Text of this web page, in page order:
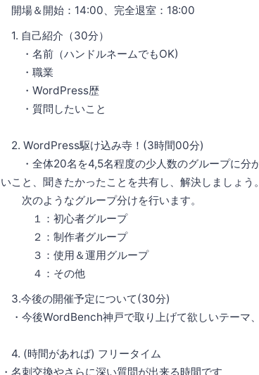
開場＆開始：14:00、完全退室：18:00
1. 自己紹介（30分）
・名前（ハンドルネームでもOK)
・職業
・WordPress歴
・質問したいこと
2. WordPress駆け込み寺！(3時間00分)
・全体20名を4,5名程度の少人数のグループに分
いこと、聞きたかったことを共有し、解決しましょう。
次のようなグループ分けを行います。
１：初心者グループ
２：制作者グループ
３：使用＆運用グループ
４：その他
3.今後の開催予定について(30分)
・今後WordBench神戸で取り上げて欲しいテーマ
4. (時間があれば) フリータイム
・名刺交換やさらに深い質問が出来る時間です